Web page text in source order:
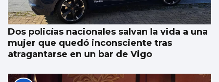
Dos policías nacionales salvan la vida a una
mujer que quedó inconsciente tras
atragantarse en un bar de Vigo